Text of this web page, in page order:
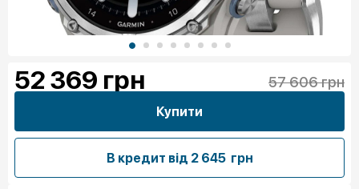
52 369 грн 57 606 грн
Купити
В кредит від 2 645 грн